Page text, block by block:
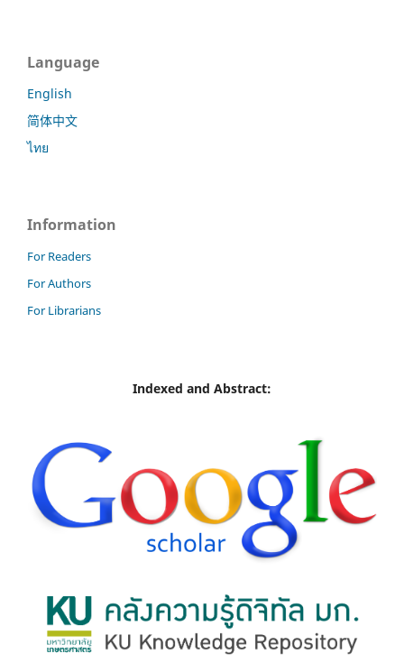
Language
English
简体中文
ไทย
Information
For Readers
For Authors
For Librarians
Indexed and Abstract: